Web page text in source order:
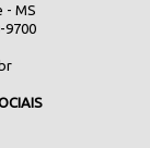
- MS
9700